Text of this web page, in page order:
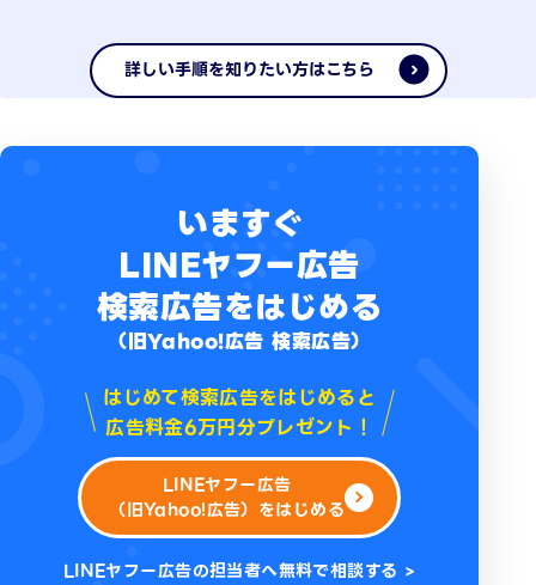
詳しい手順を知りたい方はこちら
いますぐ
LINEヤフー広告
検索広告をはじめる
（旧Yahoo!広告 検索広告）
はじめて検索広告をはじめると
広告料金6万円分プレゼント！
LINEヤフー広告
（旧Yahoo!広告）をはじめる
LINEヤフー広告の担当者へ無料で相談する >